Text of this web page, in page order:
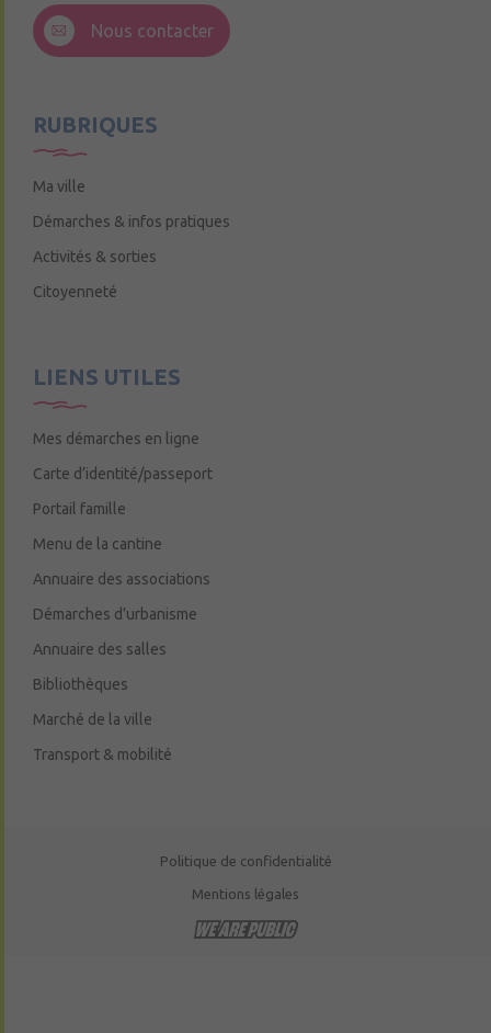
49220 Andigné
Nous contacter
RUBRIQUES
Ma ville
Démarches & infos pratiques
Activités & sorties
Citoyenneté
LIENS UTILES
Mes démarches en ligne
Carte d’identité/passeport
Portail famille
Menu de la cantine
Annuaire des associations
Démarches d’urbanisme
Annuaire des salles
Bibliothèques
Marché de la ville
Transport & mobilité
Politique de confidentialité
Mentions légales